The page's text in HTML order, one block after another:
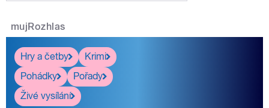
mujRozhlas
Hry a četby
Krimi
Pohádky
Pořady
Živé vysílání